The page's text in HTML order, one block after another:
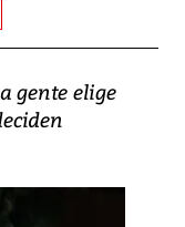
gente elige